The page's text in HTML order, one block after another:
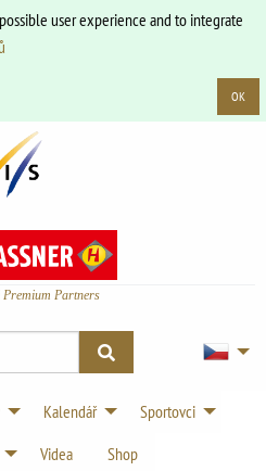
user experience and to integrate
OK
Premium Partners
Kalendář
Sportovci
Videa
Shop